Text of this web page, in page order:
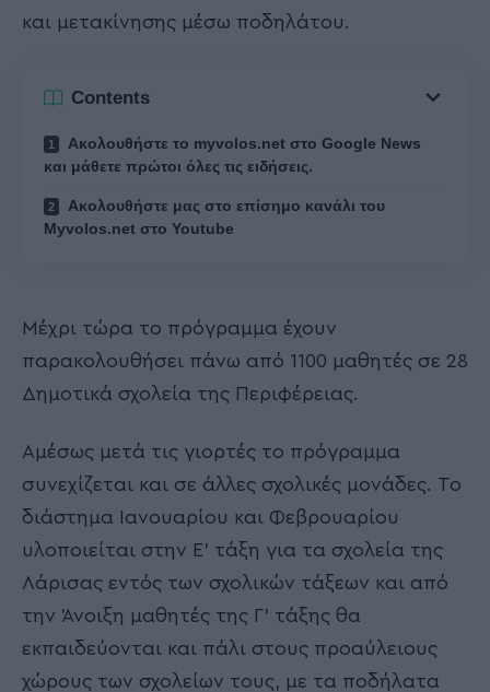
και μετακίνησης μέσω ποδηλάτου.
Contents
Ακολουθήστε το myvolos.net στο Google News
και μάθετε πρώτοι όλες τις ειδήσεις.
Ακολουθήστε μας στο επίσημο κανάλι του
Myvolos.net στο Youtube
Μέχρι τώρα το πρόγραμμα έχουν
παρακολουθήσει πάνω από 1100 μαθητές σε 28
Δημοτικά σχολεία της Περιφέρειας.
Αμέσως μετά τις γιορτές το πρόγραμμα
συνεχίζεται και σε άλλες σχολικές μονάδες. Το
διάστημα Ιανουαρίου και Φεβρουαρίου
υλοποιείται στην Ε’ τάξη για τα σχολεία της
Λάρισας εντός των σχολικών τάξεων και από
την Άνοιξη μαθητές της Γ’ τάξης θα
εκπαιδεύονται και πάλι στους προαύλειους
χώρους των σχολείων τους, με τα ποδήλατα